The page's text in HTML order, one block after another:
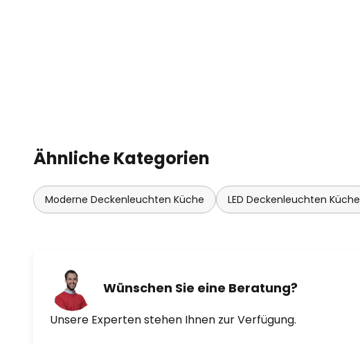
Ähnliche Kategorien
Moderne Deckenleuchten Küche LED Deckenleuchten Küche
Wünschen Sie eine Beratung?
Unsere Experten stehen Ihnen zur Verfügung.